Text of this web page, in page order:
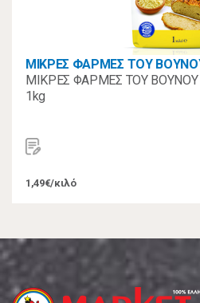
ΜΙΚΡΕΣ ΦΑΡΜΕΣ ΤΟΥ
ΜΙΚΡΕΣ ΦΑΡΜΕΣ ΤΟΥ ΒΟΥΝΟΥ
1kg
1,49€/κιλό